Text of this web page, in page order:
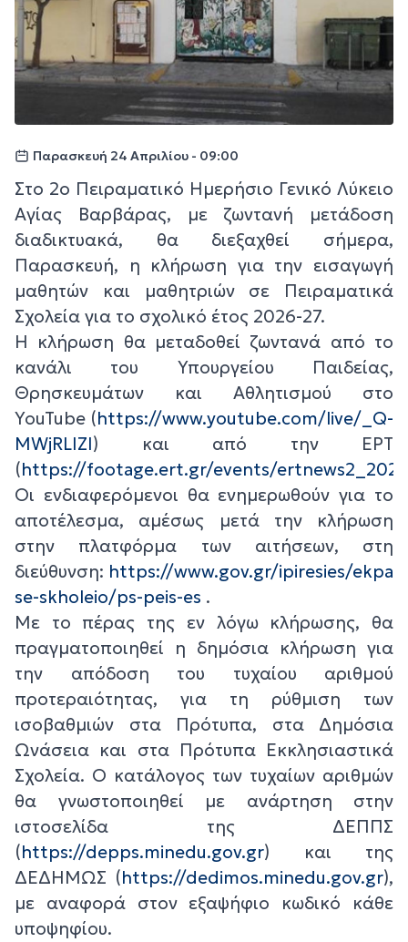
Παρασκευή 24 Απριλίου - 09:00
Στο 2ο Πειραματικό Ημερήσιο Γενικό Λύκειο
Αγίας Βαρβάρας, με ζωντανή μετάδοση
διαδικτυακά, θα διεξαχθεί σήμερα,
Παρασκευή, η κλήρωση για την εισαγωγή
μαθητών και μαθητριών σε Πειραματικά
Σχολεία για το σχολικό έτος 2026-27.
Η κλήρωση θα μεταδοθεί ζωντανά από το
κανάλι του Υπουργείου Παιδείας,
Θρησκευμάτων και Αθλητισμού στο
YouTube (https://www.youtube.com/live/_Q-
MWjRLIZI) και από την ΕΡΤ
(https://footage.ert.gr/events/
Οι ενδιαφερόμενοι θα ενημερωθούν για το
αποτέλεσμα, αμέσως μετά την κλήρωση
στην πλατφόρμα των αιτήσεων, στη
διεύθυνση: https://www.gov.gr/ipiresies/
se-skholeio/ps-peis-es .
Με το πέρας της εν λόγω κλήρωσης, θα
πραγματοποιηθεί η δημόσια κλήρωση για
την απόδοση του τυχαίου αριθμού
προτεραιότητας, για τη ρύθμιση των
ισοβαθμιών στα Πρότυπα, στα Δημόσια
Ωνάσεια και στα Πρότυπα Εκκλησιαστικά
Σχολεία. Ο κατάλογος των τυχαίων αριθμών
θα γνωστοποιηθεί με ανάρτηση στην
ιστοσελίδα της ΔΕΠΠΣ
(https://depps.minedu.gov.gr) και της
ΔΕΔΗΜΩΣ (https://dedimos.minedu.gov.gr),
με αναφορά στον εξαψήφιο κωδικό κάθε
υποψηφίου.